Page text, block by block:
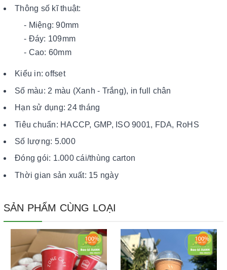
Thông số kĩ thuật:
- Miệng: 90mm
- Đáy: 109mm
- Cao: 60mm
Kiểu in: offset
Số màu: 2 màu (Xanh - Trắng), in full chân
Hạn sử dụng: 24 tháng
Tiêu chuẩn: HACCP, GMP, ISO 9001, FDA, RoHS
Số lượng: 5.000
Đóng gói: 1.000 cái/thùng carton
Thời gian sản xuất: 15 ngày
SẢN PHẨM CÙNG LOẠI